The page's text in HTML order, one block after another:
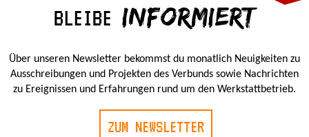
BLEIBE INFORMIERT
Über unseren Newsletter bekommst du monatlich Neuigkeiten zu
Ausschreibungen und Projekten des Verbunds sowie Nachrichten
zu Ereignissen und Erfahrungen rund um den Werkstattbetrieb.
ZUM NEWSLETTER